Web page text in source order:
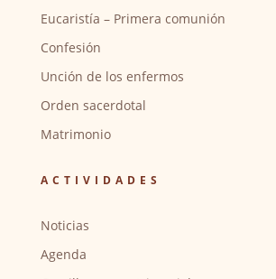
Eucaristía – Primera comunión
Confesión
Unción de los enfermos
Orden sacerdotal
Matrimonio
ACTIVIDADES
Noticias
Agenda